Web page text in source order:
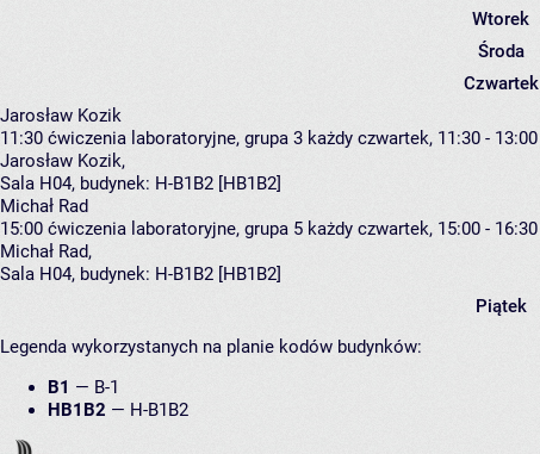
Wtorek
Środa
Czwartek
Jarosław Kozik
11:30 ćwiczenia laboratoryjne, grupa 3 każdy czwartek, 11:30 - 13:00
Jarosław Kozik,
Sala H04, budynek: H-B1B2 [HB1B2]
Michał Rad
15:00 ćwiczenia laboratoryjne, grupa 5 każdy czwartek, 15:00 - 16:30
Michał Rad,
Sala H04, budynek: H-B1B2 [HB1B2]
Piątek
Legenda wykorzystanych na planie kodów budynków:
B1 — B-1
HB1B2 — H-B1B2